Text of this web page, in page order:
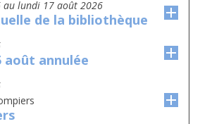
au lundi 17 août 2026
de la bibliothèque
août annulée